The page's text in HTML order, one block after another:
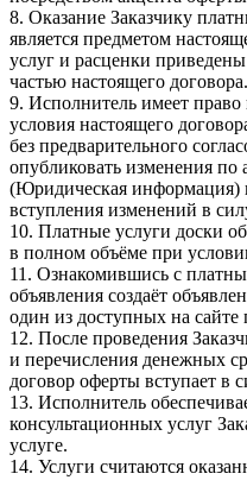
8. Оказание Заказчику
является предметом
услуг и расценки
частью настоящего договора.
9. Исполнитель имеет
условия настоящего
без предварительного
опубликовать изменения по
(Юридическая информация)
вступления изменений в
10. Платные услуги доски
в полном объёме при
11. Ознакомившись с
объявления создаёт
один из доступных на сайте
12. После проведения
и перечисления денежных
договор оферты вступает в
13. Исполнитель
консультационных услуг
услуге.
14. Услуги считаются